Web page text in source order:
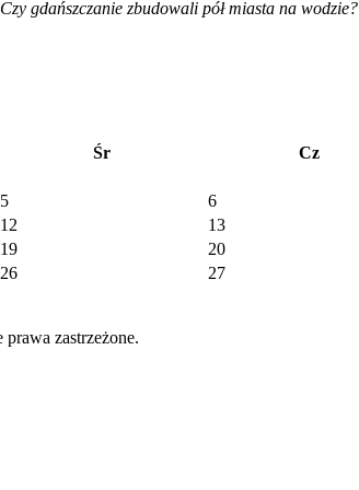
Czy gdańszczanie zbudowali pół miasta na wodzie?
Śr Cz
5 6
12 13
19 20
26 27
zastrzeżone.